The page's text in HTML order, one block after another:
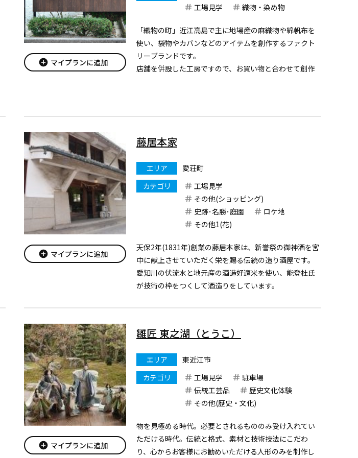
add_circle マイプランに追加
工場見学
織物・染め物
「織物の町」近江高島で主に地場産の麻織物や綿帆布を
使い、袋物やカバンなどのアイテムを創作するファクト
リーブランドです。
店舗を併設した工房ですので、お買い物と合わせて創作
詳しい情報はコチラか...
add_circle マイプランに追加
藤居本家
エリア
愛荘町
カテゴリ
工場見学
その他(ショッピング)
史跡･名勝･庭園
ロケ地
その他1(花)
天保2年(1831年)創業の藤居本家は、新誉祭の御神酒を宮
中に献上させていただく栄を賜る伝統の造り酒屋です。
愛知川の伏流水と地元産の酒造好適米を使い、能登杜氏
が技術の枠をつくして酒造りをしています。
指定）では、
add_circle マイプランに追加
雛匠 東之湖（とうこ）
エリア
東近江市
カテゴリ
工場見学
駐車場
伝統工芸品
歴史文化体験
その他(歴史・文化)
物を見極める時代。必要とされるもののみ受け入れてい
ただける時代。伝統と格式、素材と技術技法にこだわ
り、心からお客様にお勧めいただける人形のみを制作し